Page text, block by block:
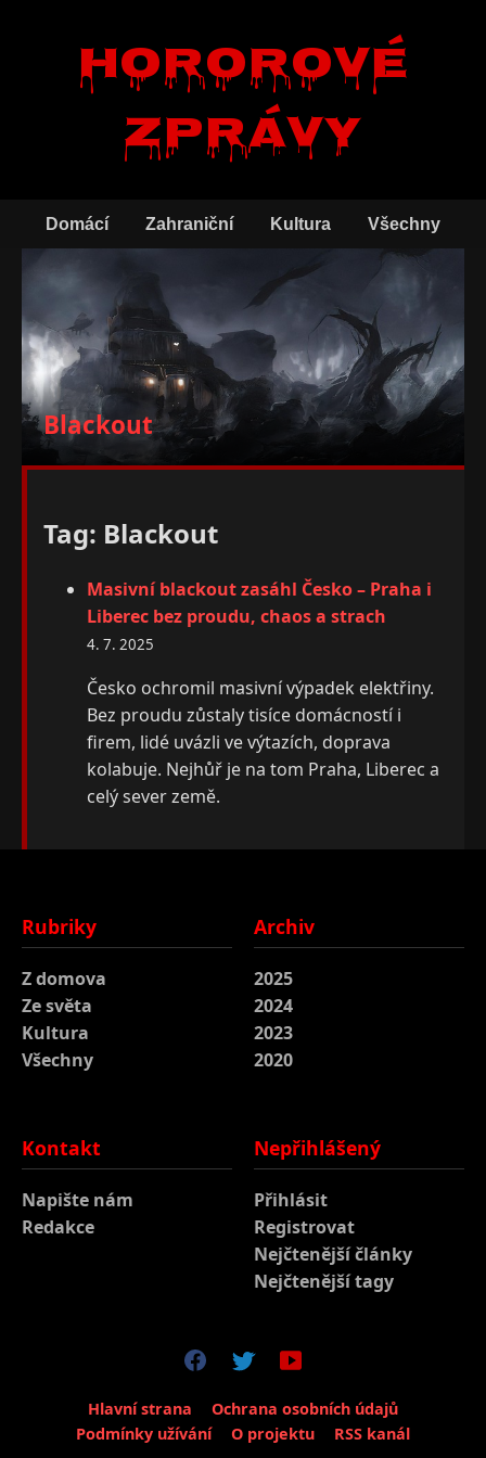
Hororové
zprávy
Domácí Zahraniční Kultura Všechny
Blackout
Tag: Blackout
Masivní blackout zasáhl Česko – Praha i
Liberec bez proudu, chaos a strach
4. 7. 2025
Česko ochromil masivní výpadek elektřiny.
Bez proudu zůstaly tisíce domácností i
firem, lidé uvázli ve výtazích, doprava
kolabuje. Nejhůř je na tom Praha, Liberec a
celý sever země.
Rubriky
Z domova
Ze světa
Kultura
Všechny
Archiv
2025
2024
2023
2020
Kontakt
Napište nám
Redakce
Nepřihlášený
Přihlásit
Registrovat
Nejčtenější články
Nejčtenější tagy
Hlavní strana
Ochrana osobních údajů
Podmínky užívání
O projektu RSS kanál